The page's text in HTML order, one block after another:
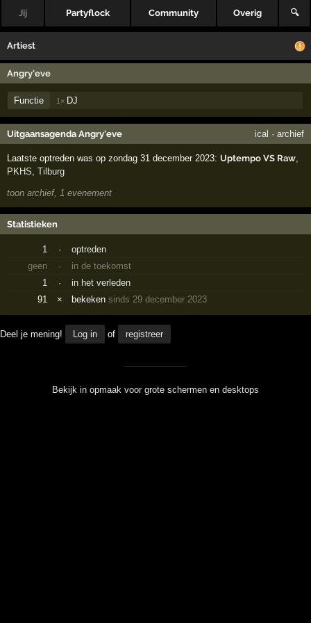
Jij Partyflock Community Overig 🔍
Artiest
Angry'eve
Functie 1× DJ
Uitgaansagenda Angry'eve ical · archief
Laatste optreden was op zondag 31 december 2023:Uptempo VS Raw
PKHS ,Tilburg
toon archief, 1 evenement
Statistieken
1 ·
optreden
geen
·
in de toekomst
1
·
in het verleden
91
× bekekensinds 29 december 2023
Deel je mening! Log in of registreer
Bekijk in opmaak voor grote schermen en desktops